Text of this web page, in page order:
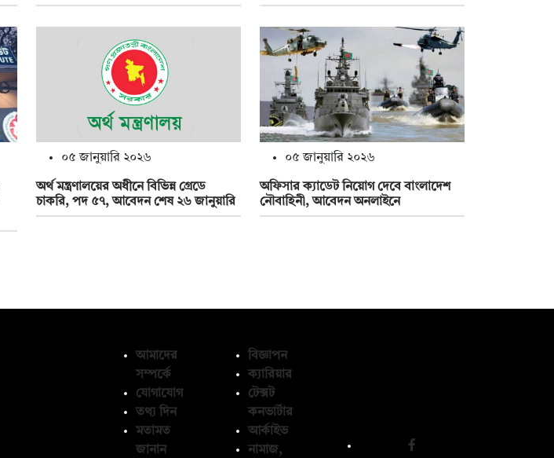
০৫ জানুয়ারি ২০২৬
অর্থ মন্ত্রণালয়ের অধীনে বিভিন্ন গ্রেডে
চাকরি, পদ ৫৭, আবেদন শেষ ২৬ জানুয়ারি
০৫ জানুয়ারি ২০২৬
অফিসার ক্যাডেট নিয়োগ দেবে বাংলাদেশ
নৌবাহিনী, আবেদন অনলাইনে
আমাদের
সম্পর্কে
যোগাযোগ
তথ্য দিন
মতামত
জানান
বিজ্ঞাপন
ক্যারিয়ার
টেক্সট
কনভার্টার
আর্কাইভ
নামাজ,